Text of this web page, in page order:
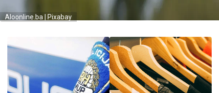
Aloonline.ba | Pixabay